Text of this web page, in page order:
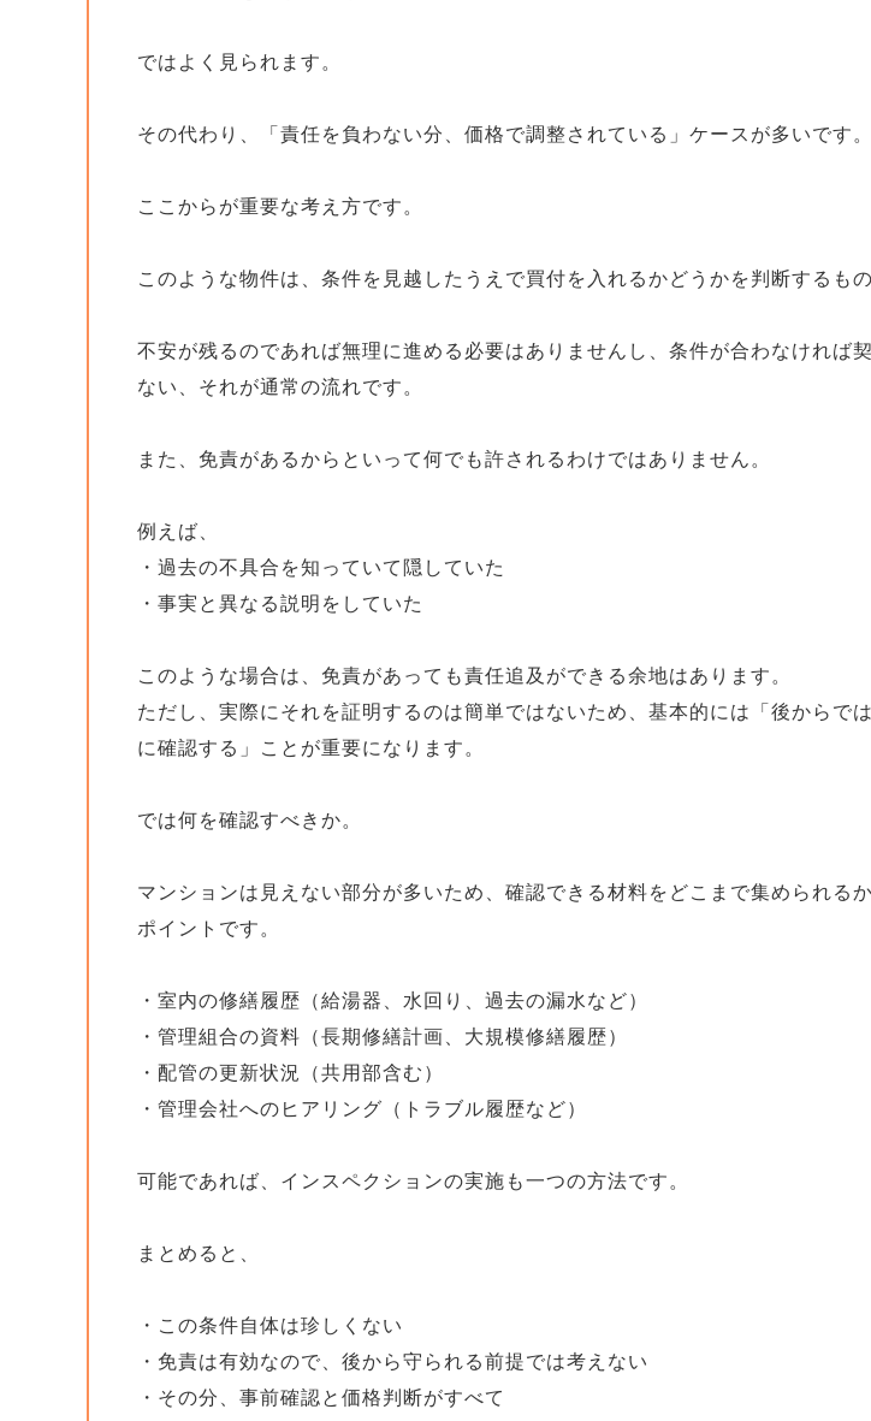
ではよく見られます。
その代わり、「責任を負わない分、価格で調整されている」ケースが多いです。
ここからが重要な考え方です。
このような物件は、条件を見越したうえで買付を入れるかどうかを判断するもの
不安が残るのであれば無理に進める必要はありませんし、条件が合わなければ
ない、それが通常の流れです。
また、免責があるからといって何でも許されるわけではありません。
例えば、
・過去の不具合を知っていて隠していた
・事実と異なる説明をしていた
このような場合は、免責があっても責任追及ができる余地はあります。
ただし、実際にそれを証明するのは簡単ではないため、基本的には「後からで
に確認する」ことが重要になります。
では何を確認すべきか。
マンションは見えない部分が多いため、確認できる材料をどこまで集められる
ポイントです。
・室内の修繕履歴（給湯器、水回り、過去の漏水など）
・管理組合の資料（長期修繕計画、大規模修繕履歴）
・配管の更新状況（共用部含む）
・管理会社へのヒアリング（トラブル履歴など）
可能であれば、インスペクションの実施も一つの方法です。
まとめると、
・この条件自体は珍しくない
・免責は有効なので、後から守られる前提では考えない
・その分、事前確認と価格判断がすべて